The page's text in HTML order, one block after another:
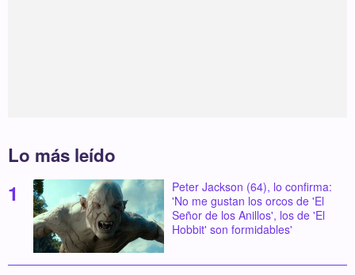
Lo más leído
Peter Jackson (64), lo confirma:
'No me gustan los orcos de 'El
Señor de los Anillos', los de 'El
Hobbit' son formidables'